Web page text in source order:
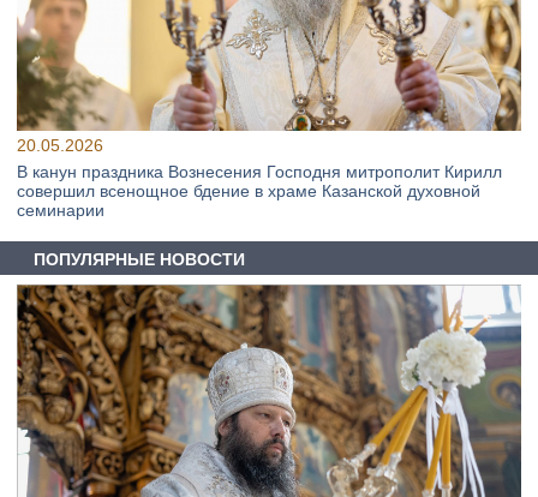
20.05.2026
В канун праздника Вознесения Господня митрополит Кирилл
совершил всенощное бдение в храме Казанской духовной
семинарии
ПОПУЛЯРНЫЕ НОВОСТИ